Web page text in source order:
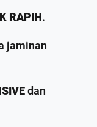
RAPIH.
jaminan
dan